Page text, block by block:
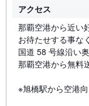
アクセス
那覇空港から近い
お待たせする事な
国道 58 号線沿い
那覇空港から無料
※旭橋駅から空港